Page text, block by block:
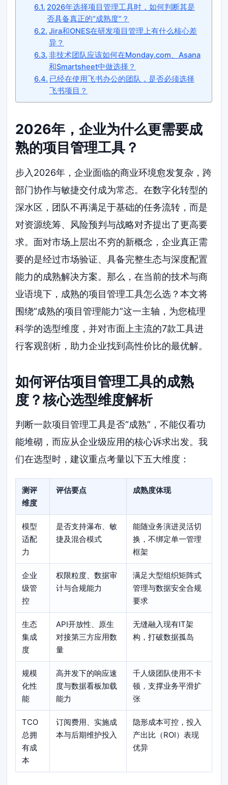
2026年选择项目管理工具时，如何判断其是
否具备真正的“成熟度”？
Jira和ONES在研发项目管理上有什么核心差
异？
非技术团队应该如何在Monday.com、Asana
和Smartsheet中做选择？
已经在使用飞书办公的团队，是否必须选择
飞书项目？
2026年，企业为什么更需要成
熟的项目管理工具？
步入2026年，企业面临的商业环境愈发复杂，跨
部门协作与敏捷交付成为常态。在数字化转型的
深水区，团队不再满足于基础的任务流转，而是
对资源统筹、风险预判与战略对齐提出了更高要
求。面对市场上层出不穷的新概念，企业真正需
要的是经过市场验证、具备完整生态与深度配置
能力的成熟解决方案。那么，在当前的技术与商
业语境下，成熟的项目管理工具怎么选？本文将
围绕“成熟的项目管理能力”这一主轴，为您梳理
科学的选型维度，并对市面上主流的7款工具进
行客观剖析，助力企业找到高性价比的最优解。
如何评估项目管理工具的成熟
度？核心选型维度解析
判断一款项目管理工具是否“成熟”，不能仅看功
能堆砌，而应从企业级应用的核心诉求出发。我
们在选型时，建议重点考量以下五大维度：
测评
维度
评估要点 成熟度体现
模型
适配
力
是否支持瀑布、敏
捷及混合模式
能随业务演进灵活切
换，不绑定单一管理
框架
企业
级管
控
权限粒度、数据审
计与合规能力
满足大型组织矩阵式
管理与数据安全合规
要求
生态
集成
度
API开放性、原生
对接第三方应用数
量
无缝融入现有IT架
构，打破数据孤岛
规模
化性
能
高并发下的响应速
度与数据看板加载
能力
千人级团队使用不卡
顿，支撑业务平滑扩
张
TCO
总拥
有成
本
订阅费用、实施成
本与后期维护投入
隐形成本可控，投入
产出比（ROI）表现
优异